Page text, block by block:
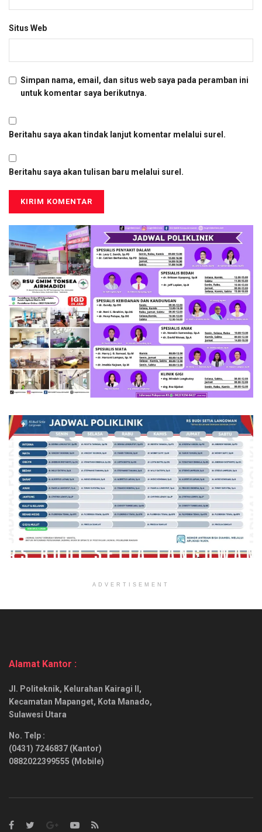
Situs Web
Simpan nama, email, dan situs web saya pada peramban ini
untuk komentar saya berikutnya.
Beritahu saya akan tindak lanjut komentar melalui surel.
Beritahu saya akan tulisan baru melalui surel.
ADVERTISEMENT
Alamat Kantor :
Jl. Politeknik, Kelurahan Kairagi II,
Kecamatan Mapanget, Kota Manado,
Sulawesi Utara
No. Telp :
(0431) 7246837 (Kantor)
0882022399555 (Mobile)